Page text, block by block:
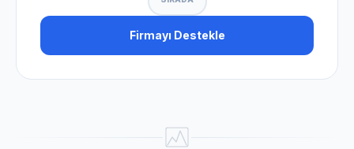
Firmayı Destekle